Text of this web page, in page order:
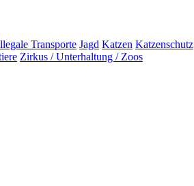
Transporte Jagd Katzen Katzenschutz
Zirkus / Unterhaltung / Zoos